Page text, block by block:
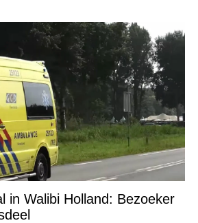
in Walibi Holland: Bezoeker